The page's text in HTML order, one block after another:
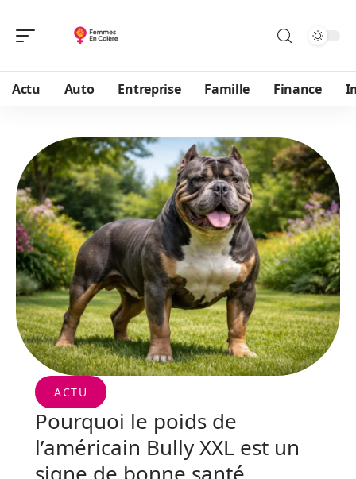
Actu Auto Entreprise Famille Finance
ACTU
Pourquoi le poids de
l’américain Bully XXL est un